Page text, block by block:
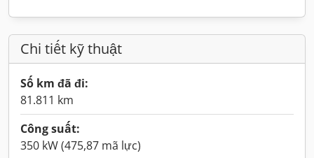
Chi tiết kỹ thuật
Số km đã đi:
81.811 km
Công suất:
350 kW (475,87 mã lực)